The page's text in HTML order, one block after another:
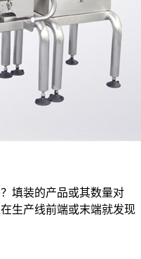
填装的产品或其数量对
生产线前端或末端就发现